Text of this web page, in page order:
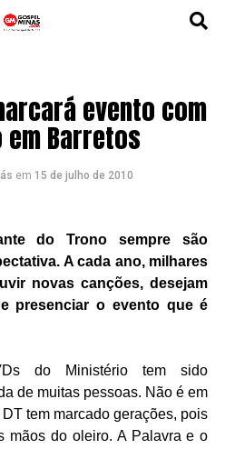
evento com
em Barretos
em 15 de julho de 2010
do Trono sempre são
A cada ano, milhares
novas canções, desejam
presenciar o evento que é
do Ministério tem sido
de muitas pessoas. Não é em
tem marcado gerações, pois
mãos do oleiro. A Palavra e o